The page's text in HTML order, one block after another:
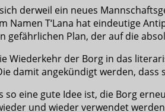
derweil ein neues
Namen T‘Lana hat eindeutige
gefährlichen Plan, der auf die
Wiederkehr der Borg in das
damit angekündigt werden,
so eine gute Idee ist, die Borg
und wieder verwendet